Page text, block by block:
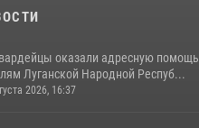
оказали адресную помощь
Луганской Народной Респуб...
2026, 16:37